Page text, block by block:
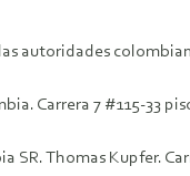
autoridades
Carrera 7 #115-33
SR. Thomas Kupfer.